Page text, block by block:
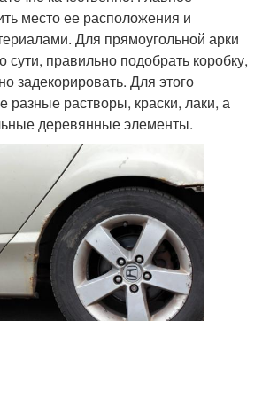
место ее расположения и
Для прямоугольной арки
правильно подобрать коробку,
задекорировать. Для этого
разные растворы, краски, лаки, а
деревянные элементы.